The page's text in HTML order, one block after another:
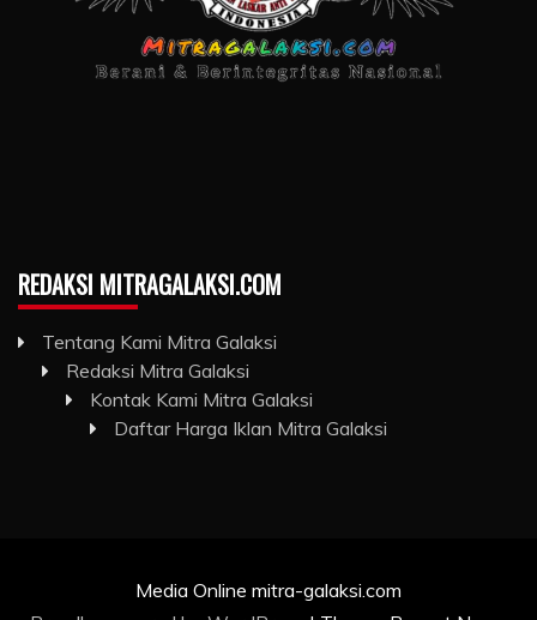
REDAKSI MITRAGALAKSI.COM
Tentang Kami Mitra Galaksi
Redaksi Mitra Galaksi
Kontak Kami Mitra Galaksi
Daftar Harga Iklan Mitra Galaksi
Media Online mitra-galaksi.com